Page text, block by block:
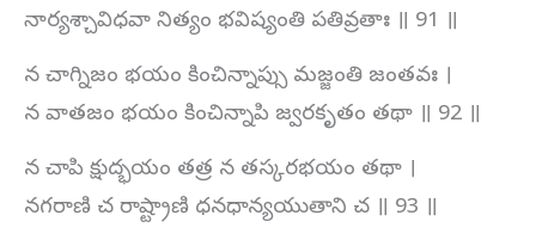
నార్యశ్చావిధవా నిత్యం భవిష్యంతి పతివ్రతాః ॥ 91 ॥
న చాగ్నిజం భయం కించిన్నాప్సు మజ్జంతి జంతవః ।
న వాతజం భయం కించిన్నాపి జ్వరకృతం తథా ॥ 92 ॥
న చాపి క్షుద్భయం తత్ర న తస్కరభయం తథా ।
నగరాణి చ రాష్ట్రాణి ధనధాన్యయుతాని చ ॥ 93 ॥